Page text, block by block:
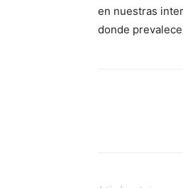
en nuestras
donde